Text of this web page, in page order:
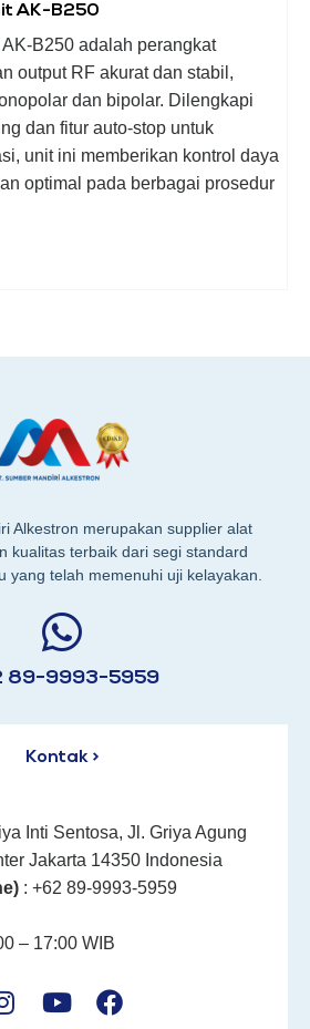
AK-B250
B250 adalah perangkat
output RF akurat dan stabil,
dan bipolar. Dilengkapi
dan fitur auto-stop untuk
unit ini memberikan kontrol daya
optimal pada berbagai prosedur
Alkestron merupakan supplier alat
kualitas terbaik dari segi standard
yang telah memenuhi uji kelayakan.
89-9993-5959
Kontak >
Inti Sentosa, Jl. Griya Agung
Jakarta 14350 Indonesia
: +62 89-9993-5959
– 17:00 WIB